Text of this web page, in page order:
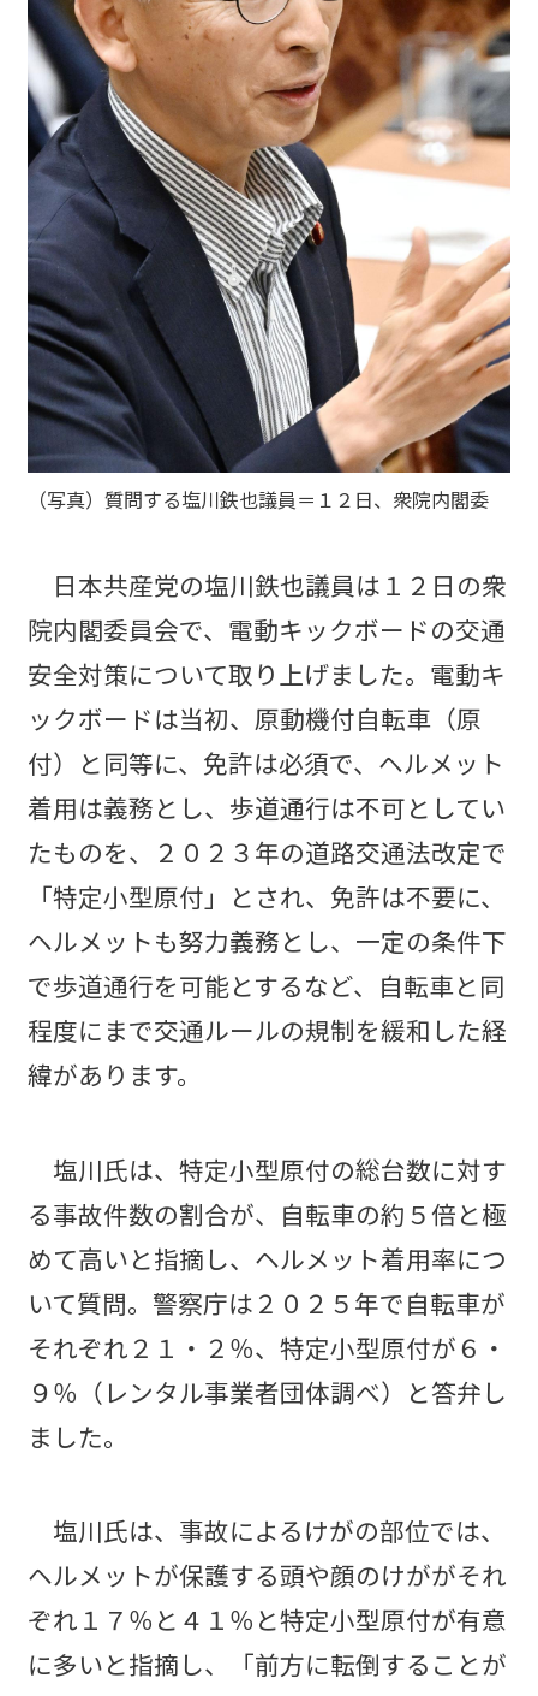
（写真）質問する塩川鉄也議員＝１２日、衆院内閣委
日本共産党の塩川鉄也議員は１２日の衆
院内閣委員会で、電動キックボードの交通
安全対策について取り上げました。電動キ
ックボードは当初、原動機付自転車（原
付）と同等に、免許は必須で、ヘルメット
着用は義務とし、歩道通行は不可としてい
たものを、２０２３年の道路交通法改定で
「特定小型原付」とされ、免許は不要に、
ヘルメットも努力義務とし、一定の条件下
で歩道通行を可能とするなど、自転車と同
程度にまで交通ルールの規制を緩和した経
緯があります。
塩川氏は、特定小型原付の総台数に対す
る事故件数の割合が、自転車の約５倍と極
めて高いと指摘し、ヘルメット着用率につ
いて質問。警察庁は２０２５年で自転車が
それぞれ２１・２％、特定小型原付が６・
９％（レンタル事業者団体調べ）と答弁し
ました。
塩川氏は、事故によるけがの部位では、
ヘルメットが保護する頭や顔のけががそれ
ぞれ１７％と４１％と特定小型原付が有意
に多いと指摘し、「前方に転倒することが